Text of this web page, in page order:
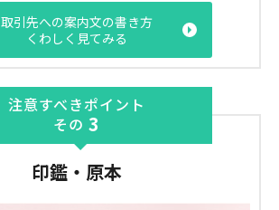
取引先への案内文の書き方
くわしく見てみる
注意すべきポイント
その 3
印鑑・原本